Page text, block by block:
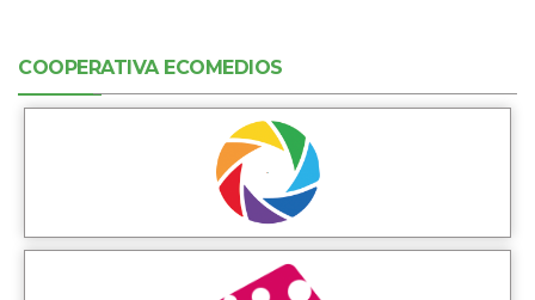
COOPERATIVA ECOMEDIOS